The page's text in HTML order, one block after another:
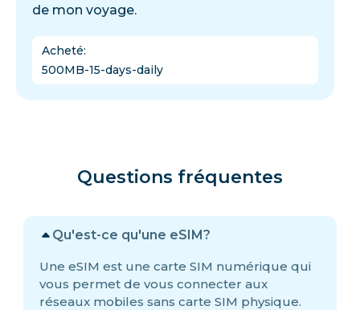
de mon voyage.
Acheté:
500MB-15-days-daily
Questions fréquentes
Qu'est-ce qu'une eSIM?
Une eSIM est une carte SIM numérique qui
vous permet de vous connecter aux
réseaux mobiles sans carte SIM physique.